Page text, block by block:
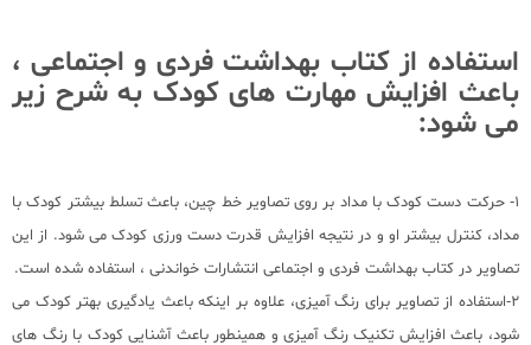
استفاده از کتاب بهداشت فردی و اجتماعی ،
باعث افزایش مهارت های کودک به شرح زیر
می شود:
1- حرکت دست کودک با مداد بر روی تصاویر خط چین، باعث تسلط بیشتر کودک با
مداد، کنترل بیشتر او و در نتیجه افزایش قدرت دست ورزی کودک می شود. از این
تصاویر در کتاب بهداشت فردی و اجتماعی انتشارات خواندنی ، استفاده شده است.
2-استفاده از تصاویر برای رنگ آمیزی، علاوه بر اینکه باعث یادگیری بهتر کودک می
شود، باعث افزایش تکنیک رنگ آمیزی و همینطور باعث آشنایی کودک با رنگ های